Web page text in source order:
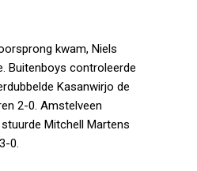
kwam, Niels
Buitenboys controleerde
Kasanwirjo de
2-0. Amstelveen
Mitchell Martens
0.